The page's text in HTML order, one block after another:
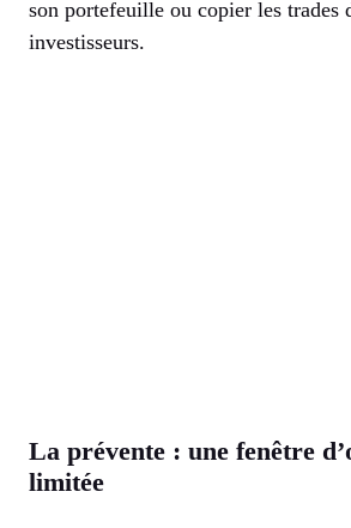
son portefeuille ou copier les trades
investisseurs.
La prévente : une fenêtre
limitée